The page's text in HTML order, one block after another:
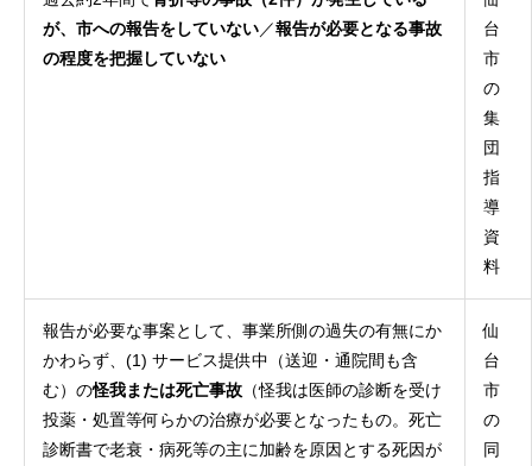
が、市への報告をしていない／報告が必要となる事故
の程度を把握していない
台
市
の
集
団
指
導
資
料
報告が必要な事案として、事業所側の過失の有無にか
かわらず、(1) サービス提供中（送迎・通院間も含
む）の怪我または死亡事故 （怪我は医師の診断を受け
投薬・処置等何らかの治療が必要となったもの。死亡
診断書で老衰・病死等の主に加齢を原因とする死因が
仙
台
市
の
同